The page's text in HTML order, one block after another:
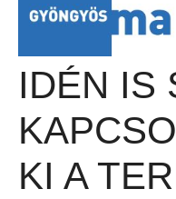
IDÉN IS
KI A